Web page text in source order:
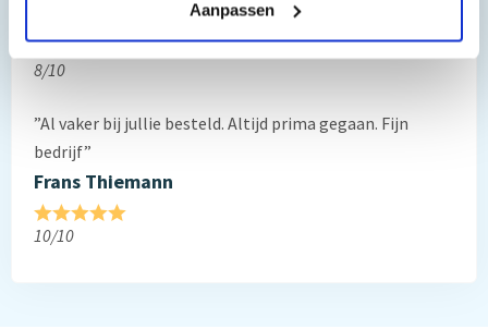
Aanpassen
Gauke Wijnmaalen
8/10
”Al vaker bij jullie besteld. Altijd prima gegaan. Fijn
bedrijf”
Frans Thiemann
10/10